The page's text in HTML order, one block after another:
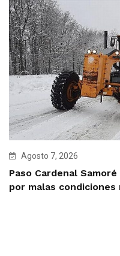
Agosto 7, 2026
Paso Cardenal
por malas